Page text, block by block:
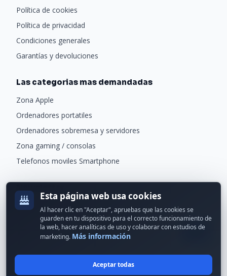
Política de cookies
Política de privacidad
Condiciones generales
Garantías y devoluciones
Las categorias mas demandadas
Zona Apple
Ordenadores portatiles
Ordenadores sobremesa y servidores
Zona gaming / consolas
Telefonos moviles Smartphone
Recibe ofertas exclusivas y novedades.
Esta página web usa cookies
Al hacer clic en "Aceptar", apruebas que las cookies se
guarden en tu dispositivo para el correcto funcionamiento de
la web, hacer analíticas de uso y colaborar con estudios de
marketing. Más información
Aceptar todas